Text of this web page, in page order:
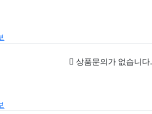
상품문의가 없습니다.